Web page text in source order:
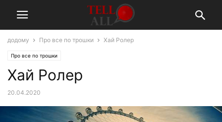
додому Про все по трошки Хай Ролер
Про все по трошки
Хай Ролер
20.04.2020